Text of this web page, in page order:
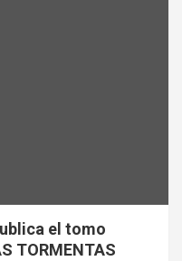
el tomo
TORMENTAS